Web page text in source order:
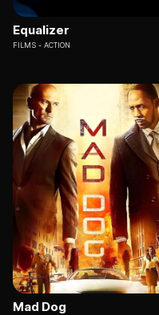
Equalizer
FILMS ACTION
Mad Dog